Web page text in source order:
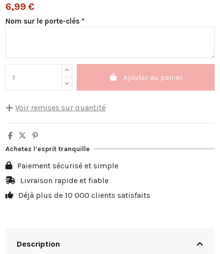
6,99 €
Nom sur le porte-clés *
Ajouter au panier
Voir remises sur quantité
Quantité Remise sur prix unitaire
Vous économisez
10
20%
20
25%
30
30% 62,91 €
Achetez l’esprit tranquille
Paiement sécurisé et simple
Livraison rapide et fiable
Déjà plus de 10 000 clients satisfaits
Description